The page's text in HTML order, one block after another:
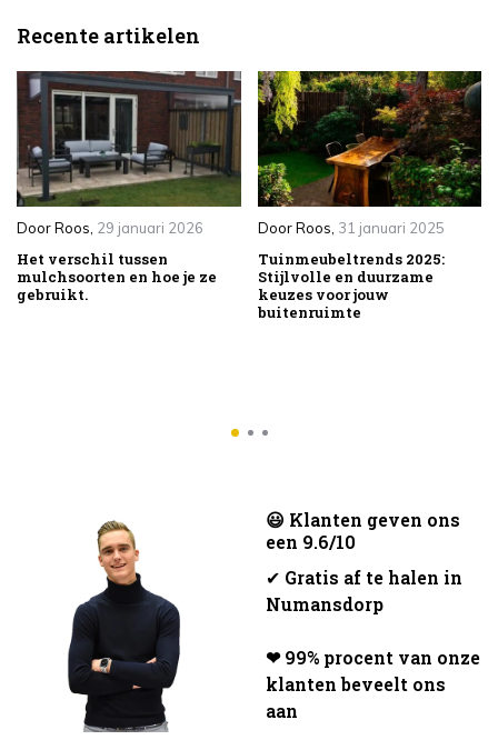
Recente artikelen
DoorRoos, 29 januari 2026
Het verschil tussen
mulchsoorten en hoe je ze
gebruikt.
DoorRoos, 31 januari 2025
Tuinmeubeltrends 2025:
Stijlvolle en duurzame
keuzes voor jouw
buitenruimte
😃 Klanten geven ons
een 9.6/10
✔ Gratis af te halen in
Numansdorp
❤ 99% procent van onze
klanten beveelt ons
aan